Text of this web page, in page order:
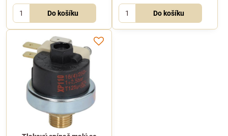
Do košíku Do košíku